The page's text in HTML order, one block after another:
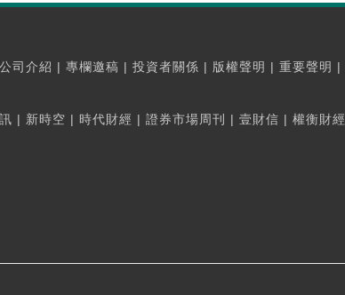
公司介紹 | 專欄邀稿 | 投資者關係 | 版權聲明 | 重要聲明 |
| 新時空 | 時代財經 | 證券市場周刊 | 壹財信 | 權衡財經